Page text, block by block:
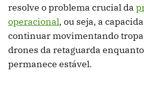
resolve o problema crucial da
operacional, ou seja, a
continuar movimentando
drones da retaguarda
permanece estável.